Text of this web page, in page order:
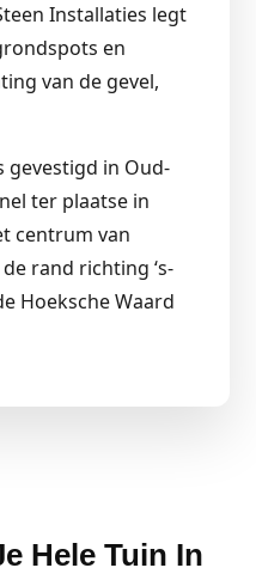
Installaties legt
en
van de gevel,
gevestigd in Oud-
ter plaatse in
centrum van
rand richting ‘s-
Hoeksche Waard
Hele Tuin In